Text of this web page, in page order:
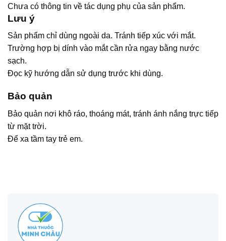
Chưa có thông tin về tác dụng phụ của sản phẩm.
Lưu ý
Sản phẩm chỉ dùng ngoài da. Tránh tiếp xúc với mắt.
Trường hợp bị dính vào mắt cần rửa ngay bằng nước
sạch.
Đọc kỹ hướng dẫn sử dụng trước khi dùng.
Bảo quản
Bảo quản nơi khô ráo, thoáng mát, tránh ánh nắng trực tiếp
từ mặt trời.
Để xa tầm tay trẻ em.